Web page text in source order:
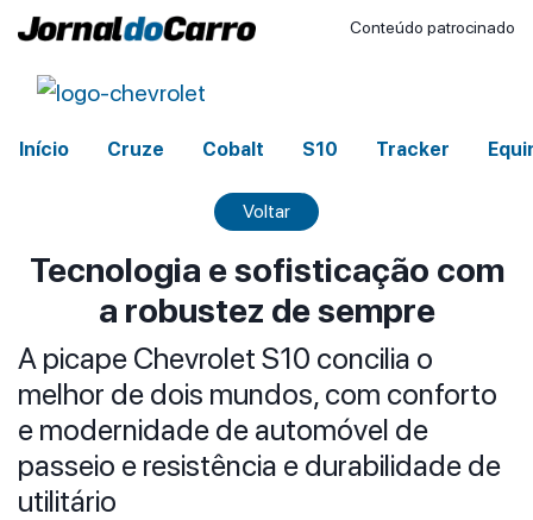
Conteúdo patrocinado
Início Cruze Cobalt S10 Tracker
Voltar
Tecnologia e sofisticação com
a robustez de sempre
A picape Chevrolet S10 concilia o
melhor de dois mundos, com conforto
e modernidade de automóvel de
passeio e resistência e durabilidade de
utilitário